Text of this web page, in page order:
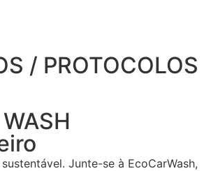
/ PROTOCOLOS
Junte-se à EcoCarWash,